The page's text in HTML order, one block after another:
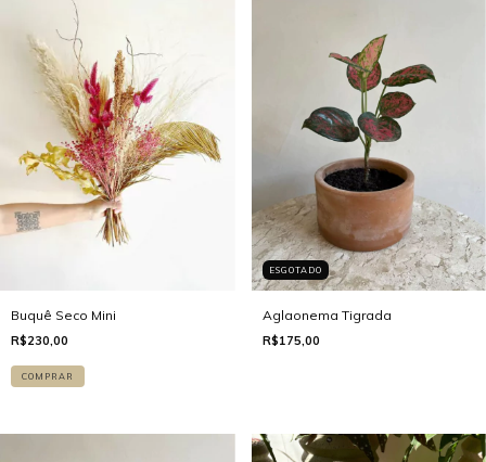
Buquê Seco Mini
R$230,00
ESGOTADO
Aglaonema Tigrada
R$175,00